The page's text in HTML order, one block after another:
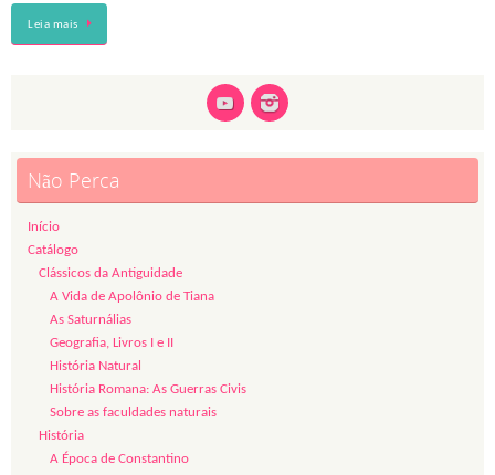
Leia mais
Não Perca
Início
Catálogo
Clássicos da Antiguidade
A Vida de Apolônio de Tiana
As Saturnálias
Geografia, Livros I e II
História Natural
História Romana: As Guerras Civis
Sobre as faculdades naturais
História
A Época de Constantino